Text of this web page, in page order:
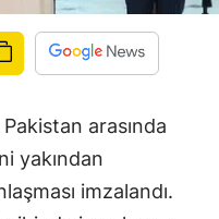
arasında
yakından
imzalandı.